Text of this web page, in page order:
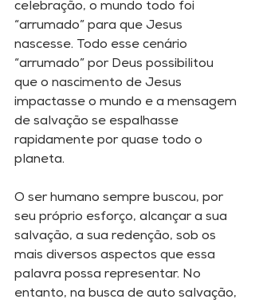
celebração, o mundo todo foi
“arrumado” para que Jesus
nascesse. Todo esse cenário
“arrumado” por Deus possibilitou
que o nascimento de Jesus
impactasse o mundo e a mensagem
de salvação se espalhasse
rapidamente por quase todo o
planeta.
O ser humano sempre buscou, por
seu próprio esforço, alcançar a sua
salvação, a sua redenção, sob os
mais diversos aspectos que essa
palavra possa representar. No
entanto, na busca de auto salvação,